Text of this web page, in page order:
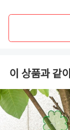
이 상품과 같